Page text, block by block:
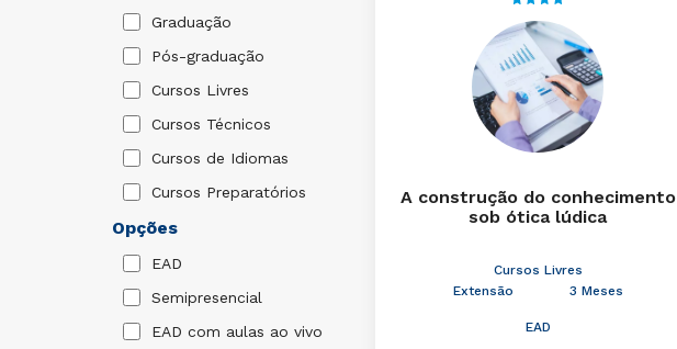
Graduação
Pós-graduação
Cursos Livres
Cursos Técnicos
Cursos de Idiomas
Cursos Preparatórios
Opções
EAD
Semipresencial
EAD com aulas ao vivo
A construção do conhecimento
sob ótica lúdica
Cursos Livres
Extensão
3 Meses
EAD